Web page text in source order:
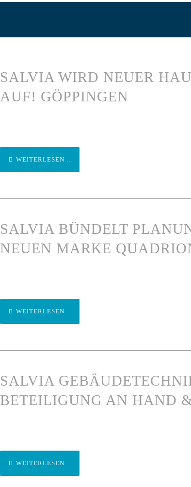
SALVIA WIRD NEUER
AUF! GÖPPINGEN
WEITERLESEN ...
SALVIA BÜNDELT
NEUEN MARKE
WEITERLESEN ...
SALVIA
BETEILIGUNG AN HAND
WEITERLESEN ...